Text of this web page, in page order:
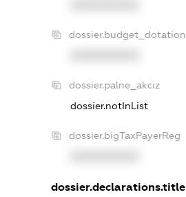
dossier.budget_dotation
dossier.palne_akciz
dossier.notInList
dossier.bigTaxPayerReg
dossier.declarations.title